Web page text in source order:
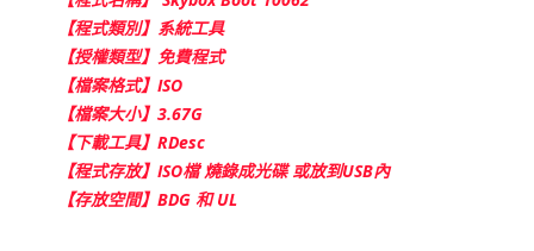
【程式類別】系統工具
【授權類型】免費程式
【檔案格式】ISO
【檔案大小】3.67G
【下載工具】RDesc
【程式存放】ISO檔 燒錄成光碟 或放到USB內
【存放空間】BDG 和 UL